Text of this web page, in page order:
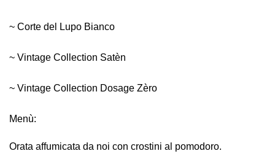
~ Corte del Lupo Bianco
~ Vintage Collection Satèn
~ Vintage Collection Dosage Zèro
Menù:
Orata affumicata da noi con crostini al pomodoro.